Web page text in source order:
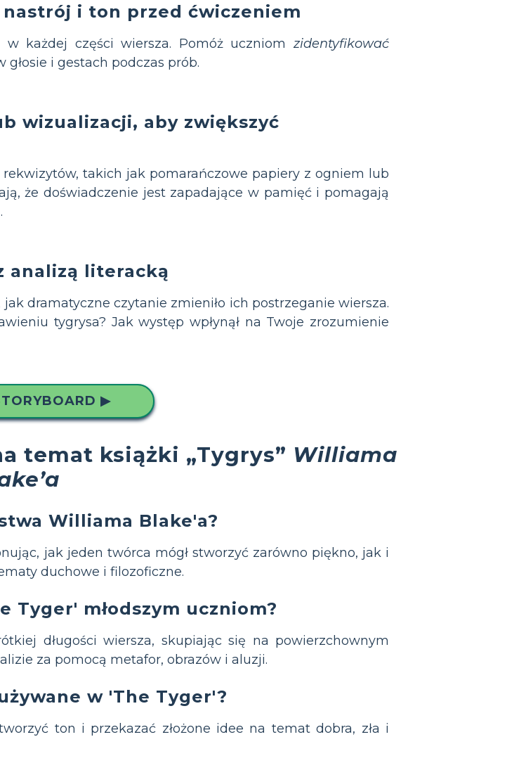
i ton przed ćwiczeniem
w każdej części wiersza. Pomóż uczniomzidentyfikować
i gestach podczas prób.
wizualizacji, aby zwiększyć
rekwizytów, takich jak pomarańczowe papiery z ogniem lub
że doświadczenie jest zapadające w pamięć i pomagają
analizą literacką
jak dramatyczne czytanie zmieniło ich postrzeganie wiersza.
tygrysa? Jak występ wpłynął na Twoje zrozumienie
▶
temat książki „Tygrys” Williama
Williama Blake'a?
jak jeden twórca mógł stworzyć zarówno piękno, jak i
duchowe i filozoficzne.
Tyger' młodszym uczniom?
długości wiersza, skupiając się na powierzchownym
za pomocą metafor, obrazów i aluzji.
w 'The Tyger'?
ton i przekazać złożone idee na temat dobra, zła i